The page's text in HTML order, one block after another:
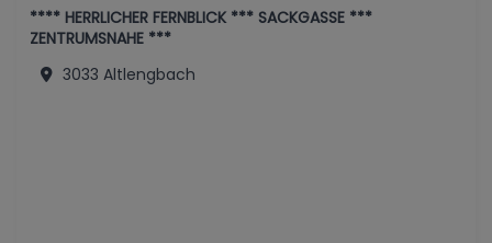
**** HERRLICHER FERNBLICK *** SACKGASSE ***
ZENTRUMSNAHE ***
3033 Altlengbach